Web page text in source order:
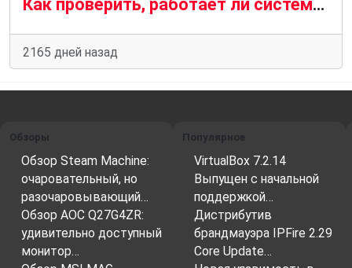
Как проверить, работает ли система Linux на физической или виртуальной машине?
2165 дней назад
Обзоры
Обзор Steam Machine:
очаровательный, но
разочаровывающий…
Обзор AOC Q27G4ZR:
удивительно доступный
монитор…
Популярное
VirtualBox 7.2.14
Выпущен с начальной
поддержкой…
Дистрибутив
брандмауэра IPFire 2.29
Core Update…